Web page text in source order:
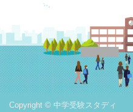
Copyright © 中学受験スタディ